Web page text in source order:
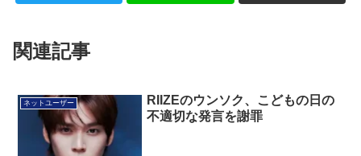
不適切な発言を謝罪